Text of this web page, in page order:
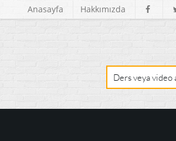
Anasayfa Hakkımızda